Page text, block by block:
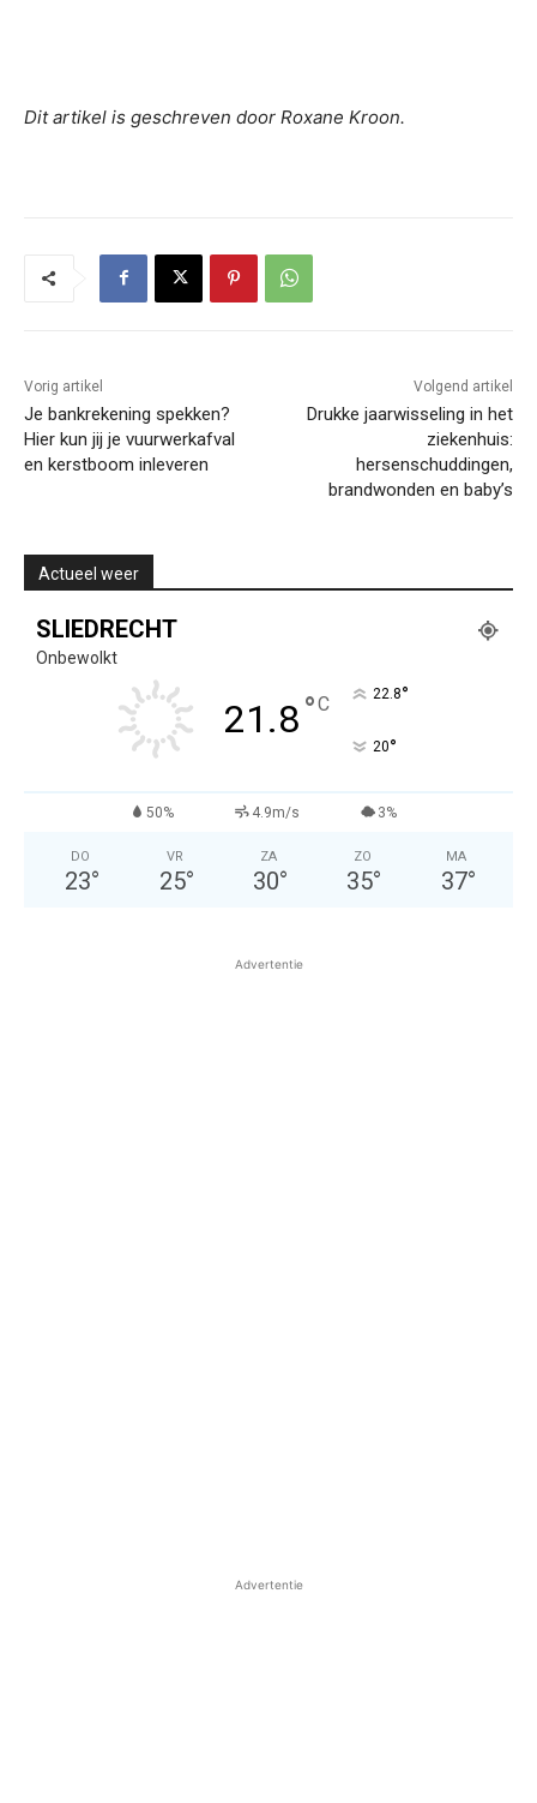
Dit artikel is geschreven door Roxane Kroon.
Vorig artikel
Je bankrekening spekken?
Hier kun jij je vuurwerkafval
en kerstboom inleveren
Volgend artikel
Drukke jaarwisseling in het
ziekenhuis:
hersenschuddingen,
brandwonden en baby’s
Actueel weer
SLIEDRECHT
Onbewolkt
21.8°C 22.8°
20°
50% 4.9m/s 3%
DO
23°
VR
25°
ZA
30°
ZO
35°
MA
37°
Advertentie
Advertentie